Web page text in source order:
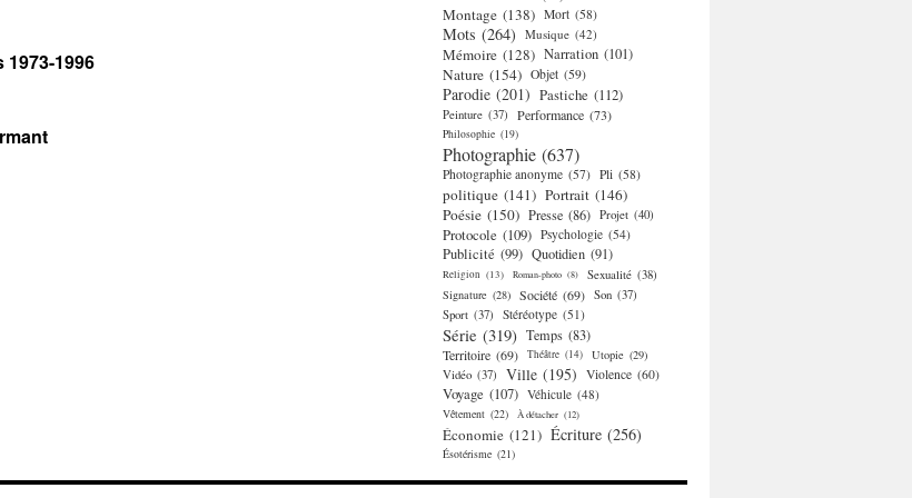
1996
Montage (138) Mort (58)
Mots (264) Musique (42)
Mémoire (128) Narration (101)
Nature (154) Objet (59)
Parodie (201) Pastiche (112)
Peinture (37) Performance (73)
Philosophie (19)
Photographie (637)
Photographie anonyme (57) Pli (58)
politique (141) Portrait (146)
Poésie (150) Presse (86) Projet (40)
Protocole (109) Psychologie (54)
Publicité (99) Quotidien (91)
Religion (13) Roman-photo (8) Sexualité (38)
Signature (28) Société (69) Son (37)
Sport (37) Stéréotype (51)
Série (319) Temps (83)
Territoire (69) Théâtre (14) Utopie (29)
Vidéo (37) Ville (195) Violence (60)
Voyage (107) Véhicule (48)
Vêtement (22) À détacher (12)
Économie (121) Écriture (256)
Ésotérisme (21)